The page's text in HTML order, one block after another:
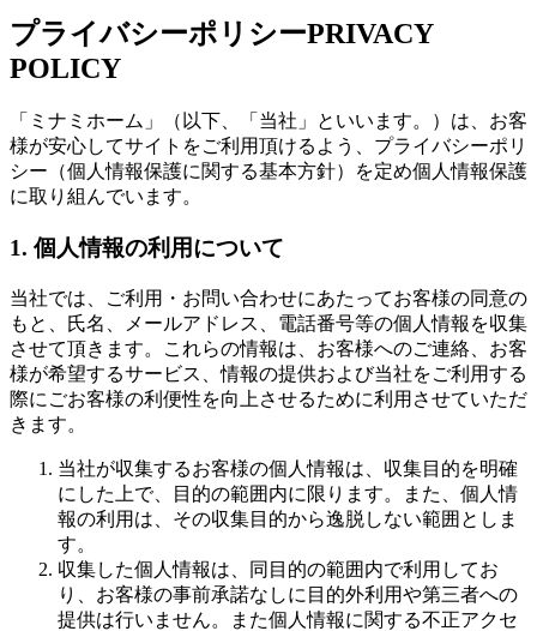
プライバシーポリシーPRIVACY
POLICY
「ミナミホーム」（以下、「当社」といいます。）は、お客
様が安心してサイトをご利用頂けるよう、プライバシーポリ
シー（個人情報保護に関する基本方針）を定め個人情報保護
に取り組んでいます。
1. 個人情報の利用について
当社では、ご利用・お問い合わせにあたってお客様の同意の
もと、氏名、メールアドレス、電話番号等の個人情報を収集
させて頂きます。これらの情報は、お客様へのご連絡、お客
様が希望するサービス、情報の提供および当社をご利用する
際にごお客様の利便性を向上させるために利用させていただ
きます。
当社が収集するお客様の個人情報は、収集目的を明確
にした上で、目的の範囲内に限ります。また、個人情
報の利用は、その収集目的から逸脱しない範囲としま
す。
収集した個人情報は、同目的の範囲内で利用してお
り、お客様の事前承諾なしに目的外利用や第三者への
提供は行いません。また個人情報に関する不正アクセ